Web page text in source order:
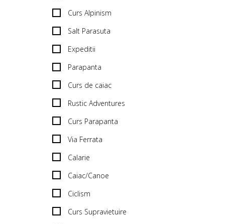
Curs Alpinism
Salt Parasuta
Expeditii
Parapanta
Curs de caiac
Rustic Adventures
Curs Parapanta
Via Ferrata
Calarie
Caiac/Canoe
Ciclism
Curs Supravietuire